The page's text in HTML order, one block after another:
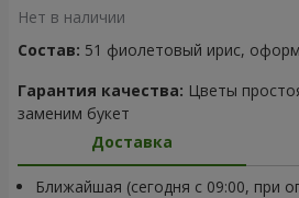
Нет в наличии
Состав: 51 фиолетовый ирис,
Гарантия качества: Цветы
заменим букет
Доставка
Ближайшая (сегодня с 09:00, при